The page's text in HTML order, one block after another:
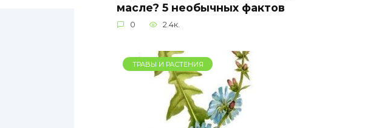
масле? 5 необычных фактов
0 2.4к.
ТРАВЫ И РАСТЕНИЯ